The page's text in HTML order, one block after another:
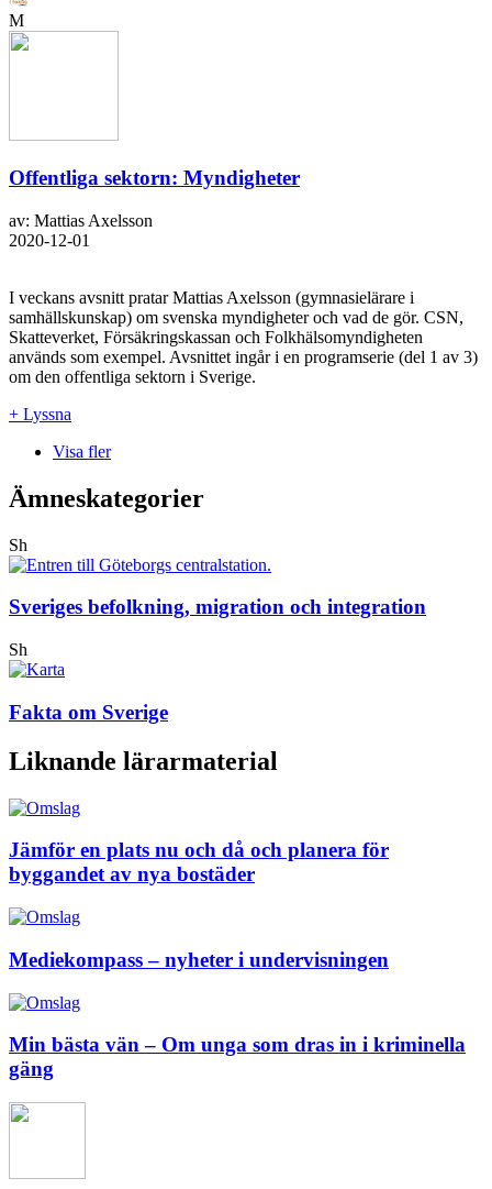
M
Offentliga sektorn: Myndigheter
av: Mattias Axelsson
2020-12-01
I veckans avsnitt pratar Mattias Axelsson (gymnasielärare i
samhällskunskap) om svenska myndigheter och vad de gör. CSN,
Skatteverket, Försäkringskassan och Folkhälsomyndigheten
används som exempel. Avsnittet ingår i en programserie (del 1 av 3)
om den offentliga sektorn i Sverige.
+ Lyssna
Visa fler
Ämneskategorier
Sh
Sveriges befolkning, migration och integration
Sh
Fakta om Sverige
Liknande lärarmaterial
Jämför en plats nu och då och planera för
byggandet av nya bostäder
Mediekompass – nyheter i undervisningen
Min bästa vän – Om unga som dras in i kriminella
gäng